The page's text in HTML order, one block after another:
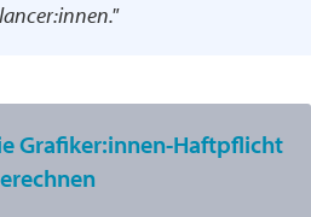
Grafiker:innen-Haftpflicht